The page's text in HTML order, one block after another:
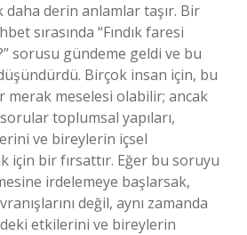
daha derin anlamlar taşır. Bir
sırasında “Fındık faresi
sorusu gündeme geldi ve bu
Birçok insan için, bu
meselesi olabilir; ancak
toplumsal yapıları,
ve bireylerin içsel
için bir fırsattır. Eğer bu soruyu
irdelemeye başlarsak,
değil, aynı zamanda
etkilerini ve bireylerin